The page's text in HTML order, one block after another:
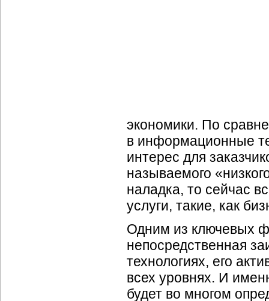
экономики. По
в информационные
интерес для
называемого
наладка, то сейчас
услуги, такие, как
Одним из ключевых
непосредственная
технологиях, его
всех уровнях. И
будет во многом